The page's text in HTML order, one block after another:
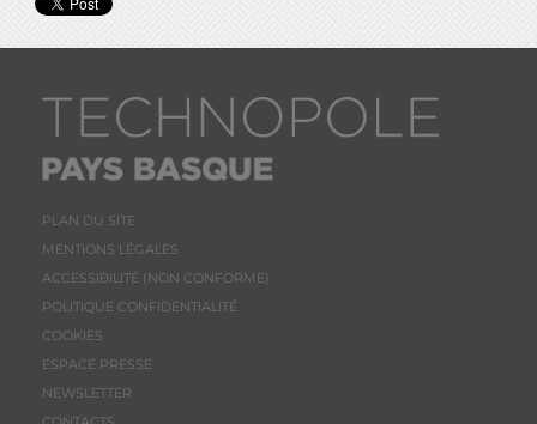
PLAN DU SITE
MENTIONS LÉGALES
ACCESSIBILITÉ (NON CONFORME)
POLITIQUE CONFIDENTIALITÉ
COOKIES
ESPACE PRESSE
NEWSLETTER